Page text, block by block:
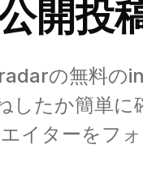
開投
の無料の
したか簡単に
イターをフ